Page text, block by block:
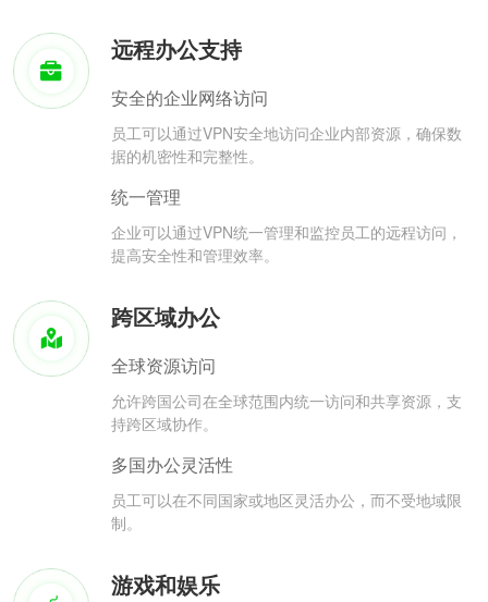
远程办公支持
安全的企业网络访问
员工可以通过VPN安全地访问企业内部资源，确保数
据的机密性和完整性。
统一管理
企业可以通过VPN统一管理和监控员工的远程访问，
提高安全性和管理效率。
跨区域办公
全球资源访问
允许跨国公司在全球范围内统一访问和共享资源，支
持跨区域协作。
多国办公灵活性
员工可以在不同国家或地区灵活办公，而不受地域限
制。
游戏和娱乐